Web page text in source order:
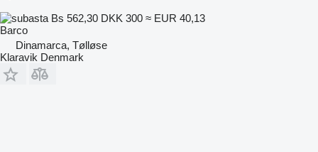
Bs 562,30 DKK 300 ≈ EUR 40,13
Barco
Dinamarca, Tølløse
Klaravik Denmark